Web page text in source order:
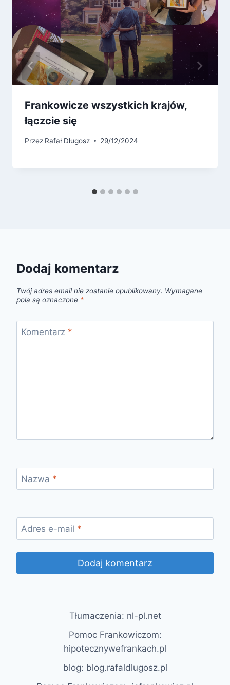
Frankowicze wszystkich krajów,
łączcie się
Przez Rafał Długosz 29/12/2024
Dodaj komentarz
Twój adres email nie zostanie opublikowany. Wymagane
pola są oznaczone *
Komentarz *
Nazwa *
Adres e-mail *
Tłumaczenia: nl-pl.net
Pomoc Frankowiczom:
hipotecznywefrankach.pl
blog: blog.rafaldlugosz.pl